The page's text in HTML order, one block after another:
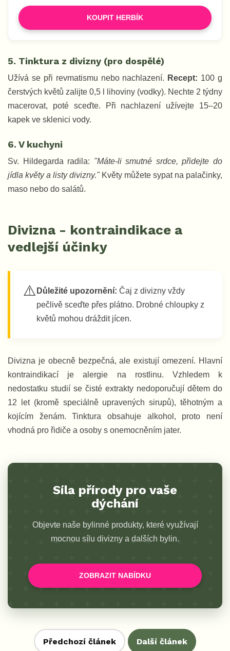
KOUPIT HERBÍK
5. Tinktura z divizny (pro dospělé)
Užívá se při revmatismu nebo nachlazení. Recept: 100 g
čerstvých květů zalijte 0,5 l lihoviny (vodky). Nechte 2 týdny
macerovat, poté sceďte. Při nachlazení užívejte 15–20
kapek ve sklenici vody.
6. V kuchyni
Sv. Hildegarda radila: "Máte-li smutné srdce, přidejte do
jídla květy a listy divizny."Květy můžete sypat na palačinky,
maso nebo do salátů.
Divizna - kontraindikace a
vedlejší účinky
⚠️ Důležité upozornění: Čaj z divizny vždy
pečlivě sceďte přes plátno. Drobné chloupky z
květů mohou dráždit jícen.
Divizna je obecně bezpečná, ale existují omezení. Hlavní
kontraindikací je alergie na rostlinu. Vzhledem k
nedostatku studií se čisté extrakty nedoporučují dětem do
12 let (kromě speciálně upravených sirupů), těhotným a
kojícím ženám. Tinktura obsahuje alkohol, proto není
vhodná pro řidiče a osoby s onemocněním jater.
Síla přírody pro vaše
dýchání
Objevte naše bylinné produkty, které využívají
mocnou sílu divizny a dalších bylin.
ZOBRAZIT NABÍDKU
Předchozí článek Další článek